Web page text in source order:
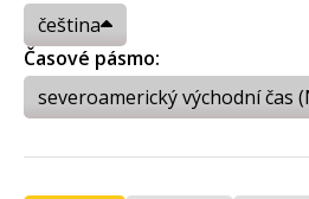
čeština
Časové pásmo:
severoamerický východní čas